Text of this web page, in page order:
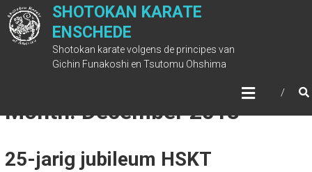
Skip
content
SHOTOKAN KARATE
ENSCHEDE
Shotokan karate volgens de principes van
Gichin Funakoshi en Tsutomu Ohshima
Month: December 2018
25-jarig jubileum HSKT